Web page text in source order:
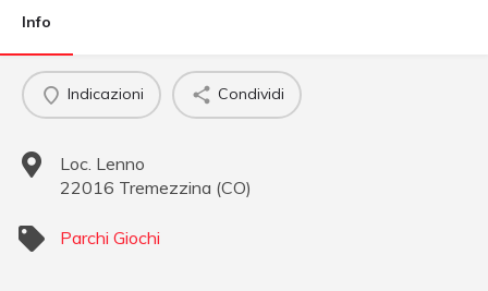
Info
Indicazioni Condividi
Loc. Lenno
22016 Tremezzina (CO)
Parchi Giochi